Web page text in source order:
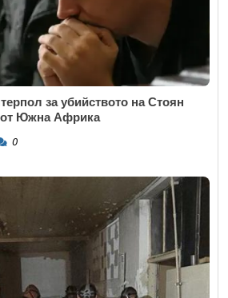
за убийството на Стоян
от Южна Африка
0